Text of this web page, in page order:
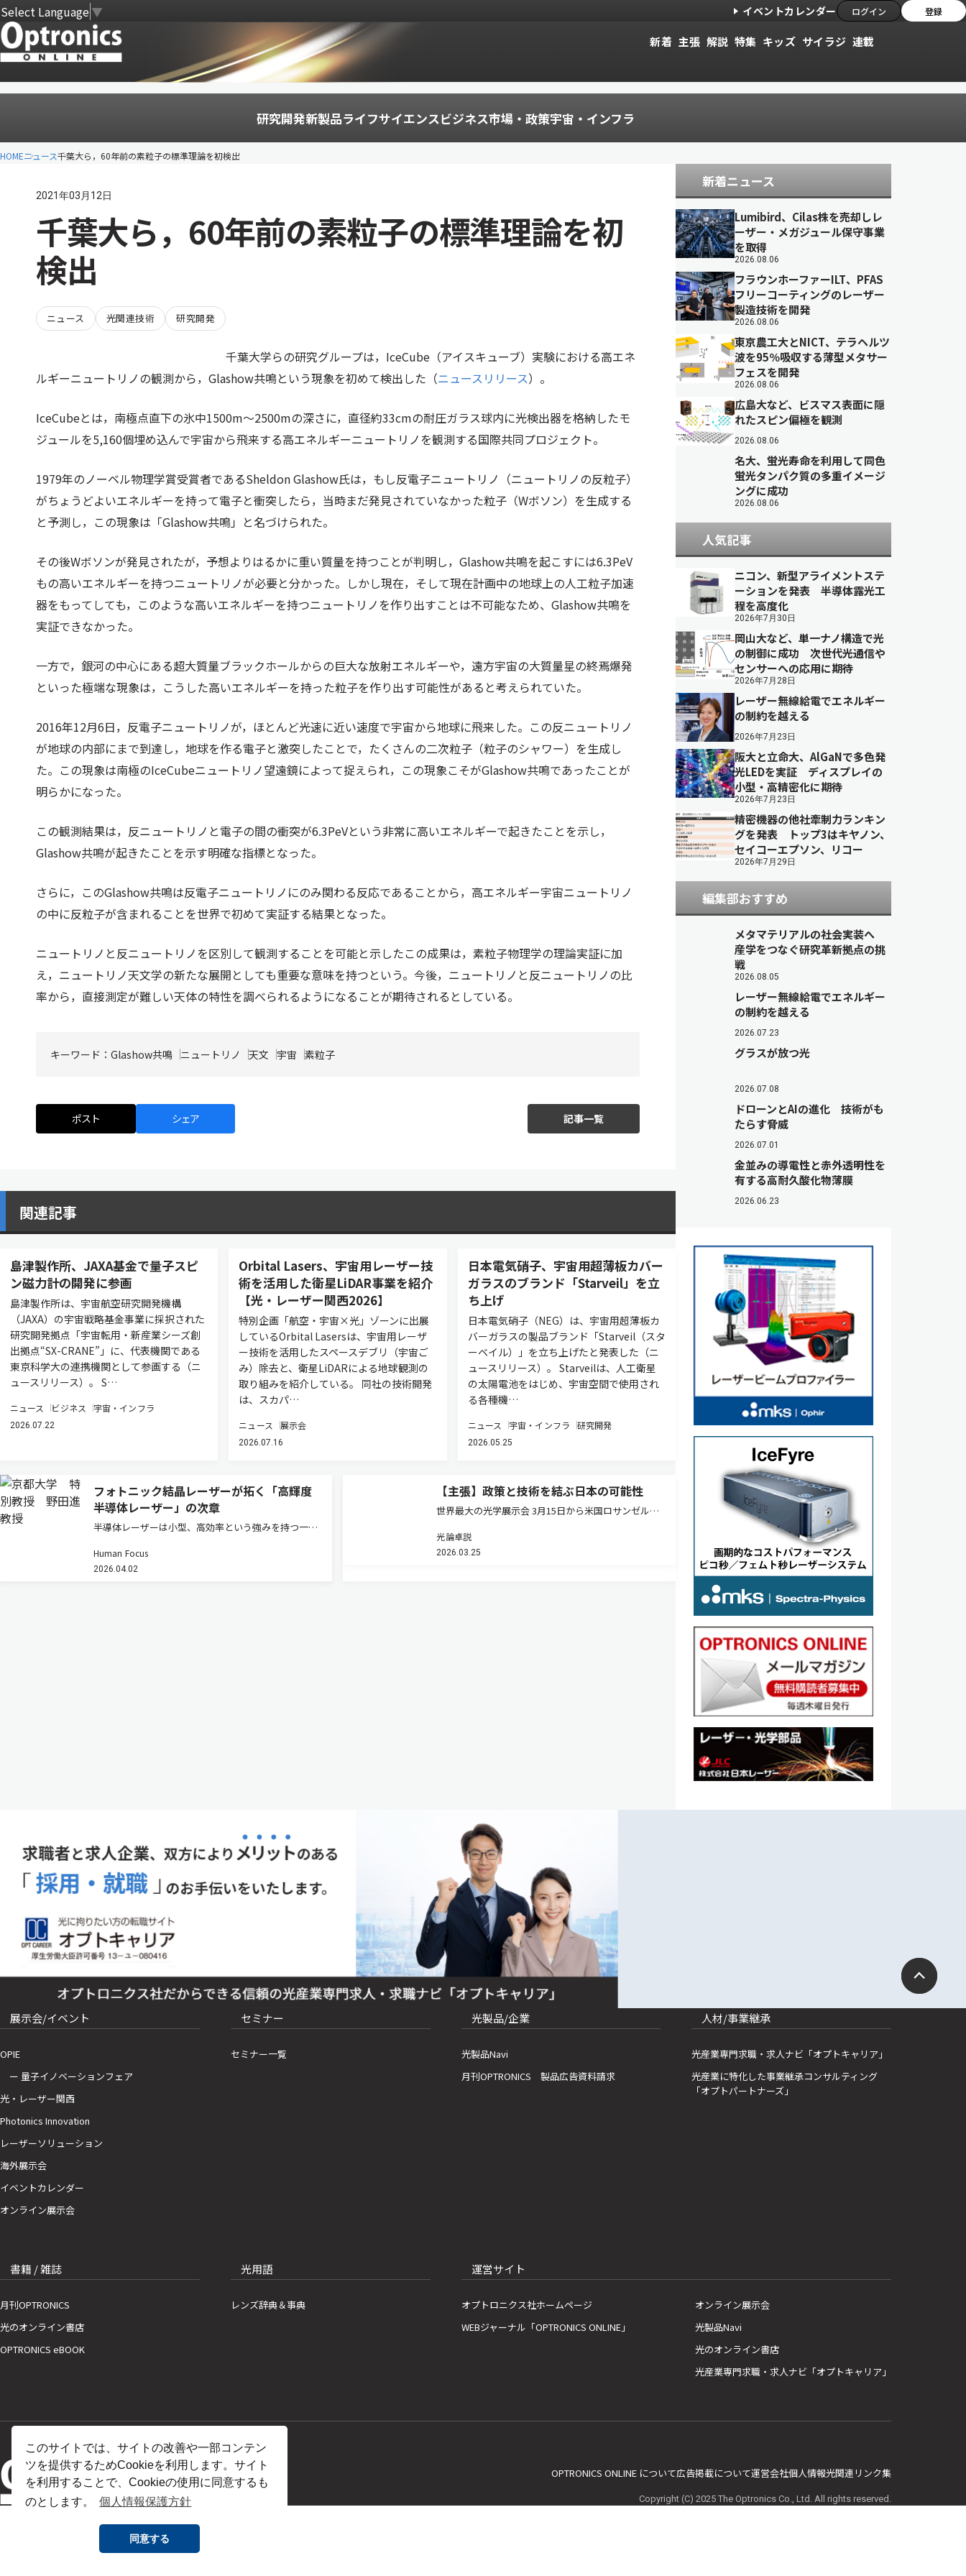
このサイトでは、サイトの改善や一部コンテン
ツを提供するためCookieを利用します。サイト
を利用することで、Cookieの使用に同意するも
のとします。
個人情報保護方針
同意する
Select Language▼ イベントカレンダー ログイン 登録
新着 主張 解説 特集 キッズ サイラジ 連載
研究開発新製品ライフサイエンスビジネス市場・政策宇宙・インフラ
HOMEニュース千葉大ら，60年前の素粒子の標準理論を初検出
2021年03月12日
千葉大ら，60年前の素粒子の標準理論を初
検出
ニュース 光関連技術 研究開発
千葉大学らの研究グループは，IceCube（アイスキューブ）実験における高エネ
ルギーニュートリノの観測から，Glashow共鳴という現象を初めて検出した（ニュースリリース）。
IceCubeとは，南極点直下の氷中1500m～2500mの深さに，直径約33cmの耐圧ガラス球内に光検出器を格納したモ
ジュールを5,160個埋め込んで宇宙から飛来する高エネルギーニュートリノを観測する国際共同プロジェクト。
1979年のノーベル物理学賞受賞者であるSheldon Glashow氏は，もし反電子ニュートリノ（ニュートリノの反粒子）
がちょうどよいエネルギーを持って電子と衝突したら，当時まだ発見されていなかった粒子（Wボソン）を生成する
と予測し，この現象は「Glashow共鳴」と名づけられた。
その後Wボソンが発見されたが，予想よりはるかに重い質量を持つことが判明し，Glashow共鳴を起こすには6.3PeV
もの高いエネルギーを持つニュートリノが必要と分かった。しかし現在，そして現在計画中の地球上の人工粒子加速
器をもってしても，このような高いエネルギーを持つニュートリノを作り出すことは不可能なため、Glashow共鳴を
実証できなかった。
一方で，銀河の中心にある超大質量ブラックホールからの巨大な放射エネルギーや，遠方宇宙の大質量星の終焉爆発
といった極端な現象は，こうした高いエネルギーを持った粒子を作り出す可能性があると考えられていた。
2016年12月6日，反電子ニュートリノが，ほとんど光速に近い速度で宇宙から地球に飛来した。この反ニュートリノ
が地球の内部にまで到達し，地球を作る電子と激突したことで，たくさんの二次粒子（粒子のシャワー）を生成し
た。この現象は南極のIceCubeニュートリノ望遠鏡によって捉えられ，この現象こそがGlashow共鳴であったことが
明らかになった。
この観測結果は，反ニュートリノと電子の間の衝突が6.3PeVという非常に高いエネルギーで起きたことを示し，
Glashow共鳴が起きたことを示す明確な指標となった。
さらに，このGlashow共鳴は反電子ニュートリノにのみ関わる反応であることから，高エネルギー宇宙ニュートリノ
の中に反粒子が含まれることを世界で初めて実証する結果となった。
ニュートリノと反ニュートリノを区別して観測することを可能と示したこの成果は，素粒子物理学の理論実証に加
え，ニュートリノ天文学の新たな展開としても重要な意味を持つという。今後，ニュートリノと反ニュートリノの比
率から，直接測定が難しい天体の特性を調べられるようになることが期待されるとしている。
キーワード： Glashow共鳴 ニュートリノ 天文 宇宙 素粒子
ポスト シェア 記事一覧
関連記事
島津製作所、JAXA基金で量子スピ
ン磁力計の開発に参画
島津製作所は、宇宙航空研究開発機構
（JAXA）の宇宙戦略基金事業に採択された
研究開発拠点「宇宙転用・新産業シーズ創
出拠点“SX-CRANE”」に、代表機関である
東京科学大の連携機関として参画する（ニ
ュースリリース）。 S…
ニュース ビジネス 宇宙・インフラ
2026.07.22
Orbital Lasers、宇宙用レーザー技
術を活用した衛星LiDAR事業を紹介
【光・レーザー関西2026】
特別企画「航空・宇宙×光」ゾーンに出展
しているOrbital Lasersは、宇宙用レーザ
ー技術を活用したスペースデブリ（宇宙ご
み）除去と、衛星LiDARによる地球観測の
取り組みを紹介している。 同社の技術開発
は、スカパ…
ニュース 展示会
2026.07.16
日本電気硝子、宇宙用超薄板カバー
ガラスのブランド「Starveil」を立
ち上げ
日本電気硝子（NEG）は、宇宙用超薄板カ
バーガラスの製品ブランド「Starveil（スタ
ーベイル）」を立ち上げたと発表した（ニ
ュースリリース）。 Starveilは、人工衛星
の太陽電池をはじめ、宇宙空間で使用され
る各種機…
ニュース 宇宙・インフラ 研究開発
2026.05.25
フォトニック結晶レーザーが拓く「高輝度
半導体レーザー」の次章
半導体レーザーは小型、高効率という強みを持つ一方
という壁があった。フォトニック結晶レーザーはその
常識を塗り替えつつある。その研究の先駆者である京
Human Focus
2026.04.02
【主張】政策と技術を結ぶ日本の可能性
世界最大の光学展示会 3月15日から米国ロサンゼルス
and Exhibition）が開幕する。通信バブル崩壊後、存在
感を失っていた同…
光論卓説
2026.03.25
新着ニュース
Lumibird、Cilas株を売却しレ
ーザー・メガジュール保守事業
を取得
2026.08.06
フラウンホーファーILT、PFAS
フリーコーティングのレーザー
製造技術を開発
2026.08.06
東京農工大とNICT、テラヘルツ
波を95％吸収する薄型メタサー
フェスを開発
2026.08.06
広島大など、ビスマス表面に隠
れたスピン偏極を観測
2026.08.06
名大、蛍光寿命を利用して同色
蛍光タンパク質の多重イメージ
ングに成功
2026.08.06
人気記事
ニコン、新型アライメントステ
ーションを発表 半導体露光工
程を高度化
2026年7月30日
岡山大など、単一ナノ構造で光
の制御に成功 次世代光通信や
センサーへの応用に期待
2026年7月28日
レーザー無線給電でエネルギー
の制約を越える
2026年7月23日
阪大と立命大、AlGaNで多色発
光LEDを実証 ディスプレイの
小型・高精密化に期待
2026年7月23日
精密機器の他社牽制力ランキン
グを発表 トップ3はキヤノン、
セイコーエプソン、リコー
2026年7月29日
編集部おすすめ
メタマテリアルの社会実装へ
産学をつなぐ研究革新拠点の挑
戦
2026.08.05
レーザー無線給電でエネルギー
の制約を越える
2026.07.23
グラスが放つ光
2026.07.08
ドローンとAIの進化 技術がも
たらす脅威
2026.07.01
金並みの導電性と赤外透明性を
有する高耐久酸化物薄膜
2026.06.23
展示会/イベント
OPIE
ー 量子イノベーションフェア
光・レーザー関西
Photonics Innovation
レーザーソリューション
海外展示会
イベントカレンダー
オンライン展示会
セミナー
セミナー一覧
光製品/企業
光製品Navi
月刊OPTRONICS 製品広告資料請求
人材/事業継承
光産業専門求職・求人ナビ「オプトキャリア」
光産業に特化した事業継承コンサルティング
「オプトパートナーズ」
書籍 / 雑誌
月刊OPTRONICS
光のオンライン書店
OPTRONICS eBOOK
光用語
レンズ辞典＆事典
運営サイト
オプトロニクス社ホームページ
WEBジャーナル「OPTRONICS ONLINE」
オンライン展示会
光製品Navi
光のオンライン書店
光産業専門求職・求人ナビ「オプトキャリア」
OPTRONICS ONLINE について広告掲載について運営会社個人情報光関連リンク集
Copyright (C) 2025 The Optronics Co., Ltd. All rights reserved.